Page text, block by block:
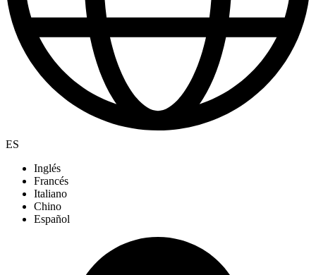
ES
Inglés
Francés
Italiano
Chino
Español